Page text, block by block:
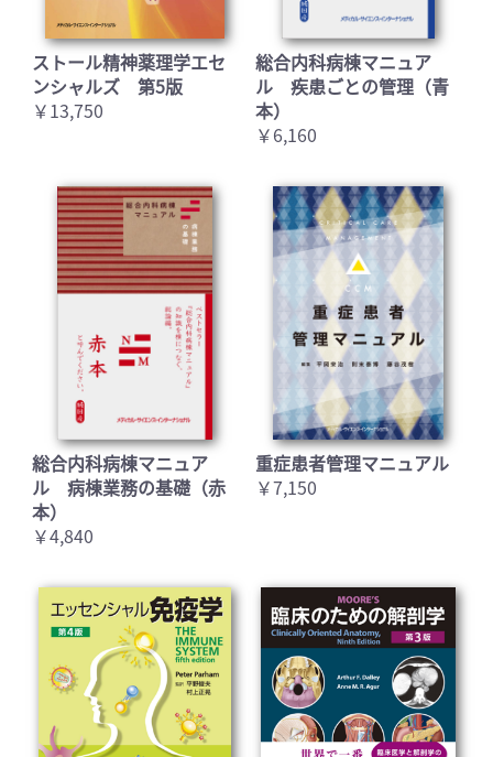
お買い物を続ける カートへ進む
ストール精神薬理学エセ
ンシャルズ 第5版
￥13,750
総合内科病棟マニュア
ル 疾患ごとの管理（青
本）
￥6,160
総合内科病棟マニュア
ル 病棟業務の基礎（赤
本）
￥4,840
重症患者管理マニュアル
￥7,150